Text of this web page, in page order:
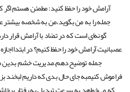
آرامش خود را حفظ کنید: مطمئن هستم
جمله را به من بگوید،من به شخصه
گونه‌ای است که در تضاد با آرامش قرار
عصبانیت آرامش خود را حفظ کنیم؟ در ابتدا
جمله توضیح دهم.مدیریت خشم بدین
فراموش کنیمبه جای حال بدی که داریم لبخند